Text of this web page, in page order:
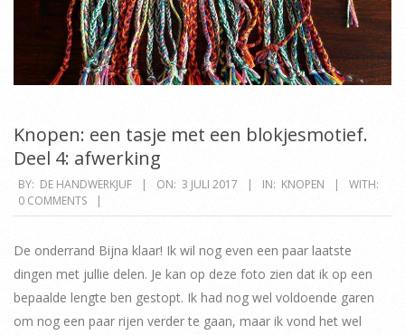
Knopen: een tasje met een blokjesmotief.
Deel 4: afwerking
2017-
07-
BY: DE HANDWERKJUF ON: 3 JULI 2017 IN: KNOPEN
WITH:
0 COMMENTS
De onderrand Bijna klaar! Ik wil nog even een paar laatste
dingen met jullie delen. Je kan op deze foto zien dat ik op een
bepaalde lengte ben gestopt. Ik had nog wel voldoende garen
om nog een paar rijen verder te gaan, maar ik vond het wel